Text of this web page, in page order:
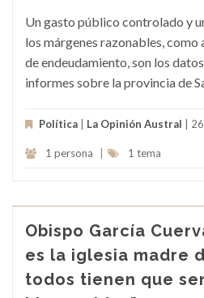
Un gasto público controlado y
los márgenes razonables,
de endeudamiento, son los
informes sobre la provincia de
Política La Opinión Austral |
1 persona 1 tema
Obispo García
es la iglesia madre
todos tienen que